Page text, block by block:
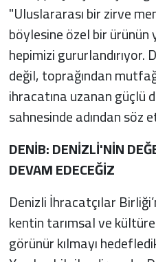
"Uluslararası bir zirve
böylesine özel bir
hepimizi gururlandırıyor.
değil, toprağından
ihracatına uzanan güçlü
sahnesinde adından söz
DENİB: DENİZLİ'NİN
DEVAM EDECEĞİZ
Denizli İhracatçılar
kentin tarımsal ve
görünür kılmayı